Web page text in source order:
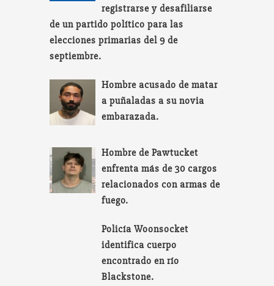
registrarse y desafiliarse
de un partido político para las
elecciones primarias del 9 de
septiembre.
Hombre acusado de matar
a puñaladas a su novia
embarazada.
Hombre de Pawtucket
enfrenta más de 30 cargos
relacionados con armas de
fuego.
Policía Woonsocket
identifica cuerpo
encontrado en río
Blackstone.